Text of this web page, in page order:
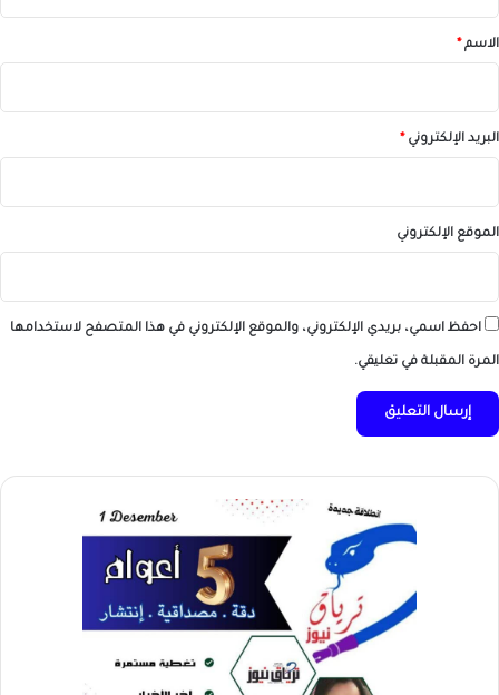
*الاسم*
البريد الإلكتروني*
الموقع الإلكتروني
احفظ اسمي، بريدي الإلكتروني، والموقع الإلكتروني في هذا المتصفح لاستخدامها
المرة المقبلة في تعليقي.